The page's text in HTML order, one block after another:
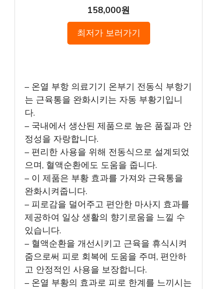
158,000원
최저가 보러가기
– 온열 부항 의료기기 온부기 전동식 부항기
는 근육통을 완화시키는 자동 부황기입니
다.
– 국내에서 생산된 제품으로 높은 품질과 안
정성을 자랑합니다.
– 편리한 사용을 위해 전동식으로 설계되었
으며, 혈액순환에도 도움을 줍니다.
– 이 제품은 부황 효과를 가져와 근육통을
완화시켜줍니다.
– 피로감을 덜어주고 편안한 마사지 효과를
제공하여 일상 생활의 향기로움을 느낄 수
있습니다.
– 혈액순환을 개선시키고 근육을 휴식시켜
줌으로써 피로 회복에 도움을 주며, 편안하
고 안정적인 사용을 보장합니다.
– 온열 부황의 효과로 피로 한계를 느끼시는